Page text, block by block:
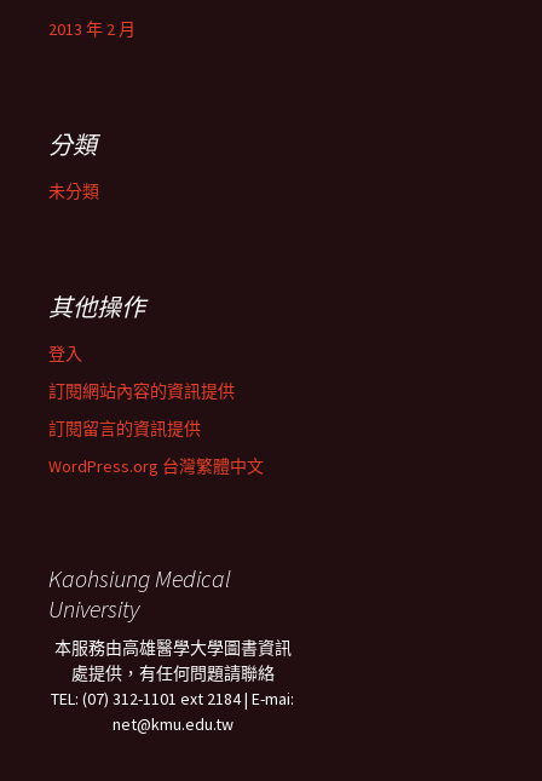
2013 年 2 月
分類
未分類
其他操作
登入
訂閱網站內容的資訊提供
訂閱留言的資訊提供
WordPress.org 台灣繁體中文
Kaohsiung Medical
University
本服務由高雄醫學大學圖書資訊
處提供，有任何問題請聯絡
TEL: (07) 312-1101 ext 2184 | E-mai:
net@kmu.edu.tw